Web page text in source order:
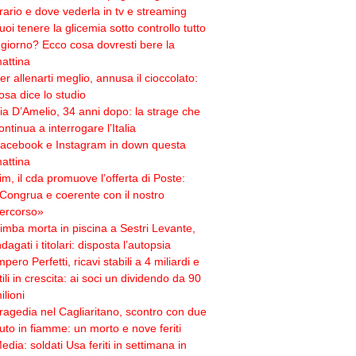
e dove vederla in tv e streaming
tenere la glicemia sotto controllo tutto
Ecco cosa dovresti bere la
allenarti meglio, annusa il cioccolato:
dice lo studio
D’Amelio, 34 anni dopo: la strage che
a interrogare l’Italia
e Instagram in down questa
il cda promuove l’offerta di Poste:
e coerente con il nostro
morta in piscina a Sestri Levante,
i titolari: disposta l’autopsia
Perfetti, ricavi stabili a 4 miliardi e
in crescita: ai soci un dividendo da 90
nel Cagliaritano, scontro con due
in fiamme: un morto e nove feriti
soldati Usa feriti in settimana in